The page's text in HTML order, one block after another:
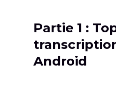
Partie 1 :
Android